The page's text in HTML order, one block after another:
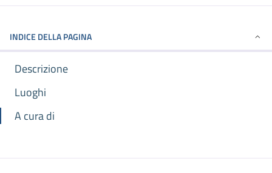
INDICE DELLA PAGINA
Descrizione
Luoghi
A cura di